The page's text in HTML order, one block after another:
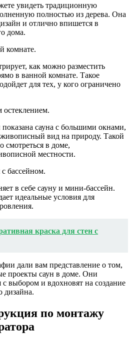
увидеть традиционную
полностью из дерева. Она
и отлично впишется в
дома.
комнате.
как можно разместить
в ванной комнате. Такое
для тех, у кого ограничено
сауна с большими окнами,
вид на природу. Такой
смотреться в доме,
местности.
бассейном.
в себе сауну и мини-бассейн.
идеальные условия для
краска для стен с
дали вам представление о том,
проекты саун в доме. Они
с выбором и вдохновят на создание
дизайна.
по монтажу